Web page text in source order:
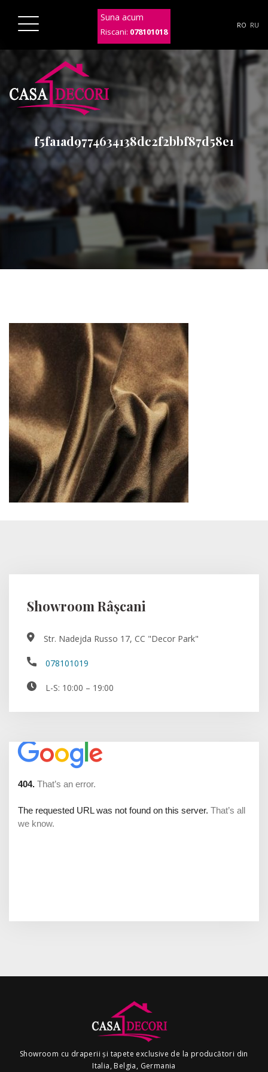
Suna acum
Riscani: 078101018
RO RU
f5fa1ad9774634138dc2f2bbf87d58e1
Showroom Râșcani
Str. Nadejda Russo 17, CC "Decor Park"
078101019
L-S: 10:00 – 19:00
Showroom cu draperii și tapete exclusive de la producători din
Italia, Belgia, Germania